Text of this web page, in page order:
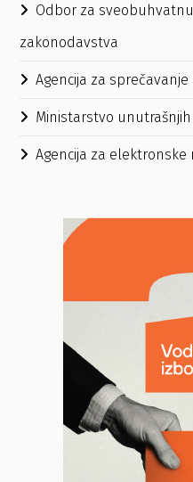
Odbor za
zakonodavstva
Agencija za sprečavanje
Ministarstvo
Agencija za elektronske